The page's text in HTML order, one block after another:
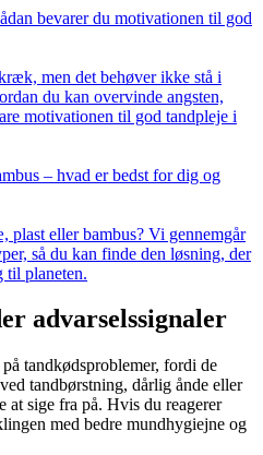
bevarer du motivationen til god
men det behøver ikke stå i
du kan overvinde angsten,
motivationen til god tandpleje i
– hvad er bedst for dig og
eller bambus? Vi gennemgår
så du kan finde den løsning, der
til planeten.
advarselssignaler
tandkødsproblemer, fordi de
tandbørstning, dårlig ånde eller
at sige fra på. Hvis du reagerer
med bedre mundhygiejne og